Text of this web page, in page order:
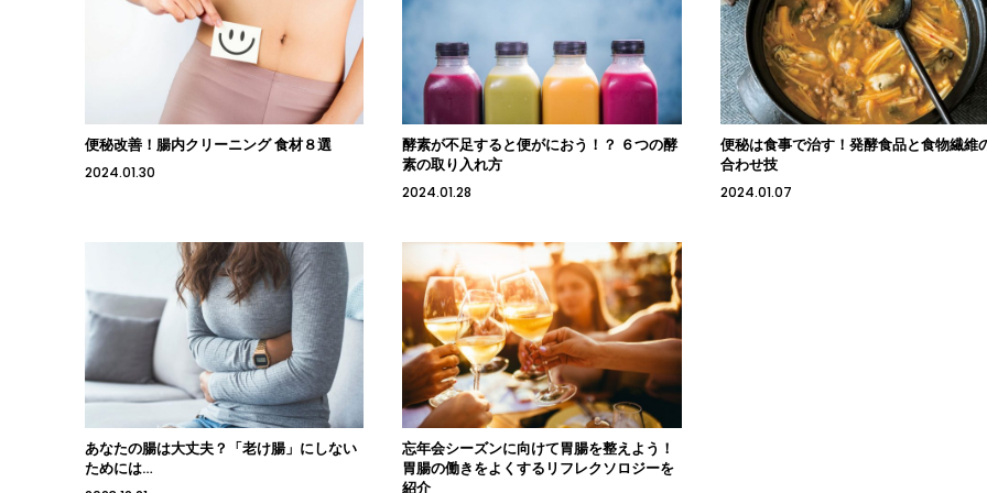
便秘改善！腸内クリーニング 食材８選
2024.01.30
酵素が不足すると便がにおう！？ ６つの酵
素の取り入れ方
2024.01.28
便秘は食事で治す！発酵食品と食物繊維
合わせ技
2024.01.07
あなたの腸は大丈夫？「老け腸」にしない
ためには…
忘年会シーズンに向けて胃腸を整えよう！
胃腸の働きをよくするリフレクソロジーを
紹介